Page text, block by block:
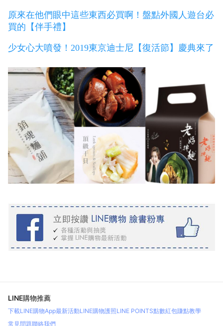
原來在他們眼中這些東西必買啊！盤點外國人遊台必
買的【伴手禮】
少女心大噴發！2019東京迪士尼【復活節】慶典來了
LINE購物推薦
下載LINE購物App最新活動LINE購物護照LINE POINTS點數紅包賺點教學
常見問題聯絡我們